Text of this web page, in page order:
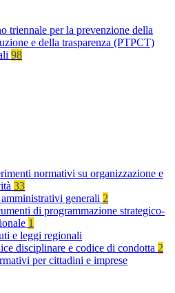
triennale per la prevenzione della
e della trasparenza (PTPCT)
98
normativi su organizzazione e
33
generali 2
di programmazione strategico-
1
e leggi regionali
disciplinare e codice di condotta 2
per cittadini e imprese